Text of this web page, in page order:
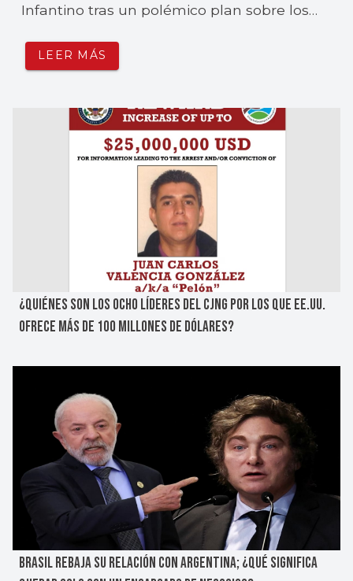
Infantino tras un polémico plan sobre los
LEER MÁS
¿QUIÉNES SON LOS OCHO LÍDERES DEL CJNG POR LOS QUE EE.UU.
OFRECE MÁS DE 100 MILLONES DE DÓLARES?
BRASIL REBAJA SU RELACIÓN CON ARGENTINA; ¿QUÉ SIGNIFICA